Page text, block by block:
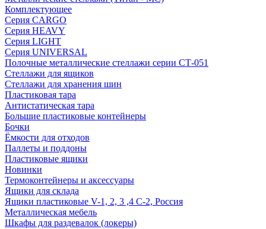
Комплектующее
Серия CARGO
Серия HEAVY
Серия LIGHT
Серия UNIVERSAL
Полочные металлические стеллажи серии СТ-051
Стеллажи для ящиков
Стеллажи для хранения шин
Пластиковая тара
Антистатическая тара
Большие пластиковые контейнеры
Бочки
Ёмкости для отходов
Паллеты и поддоны
Пластиковые ящики
Новинки
Термоконтейнеры и аксессуары
Ящики для склада
Ящики пластиковые V-1, 2, 3 ,4 С-2, Россия
Металлическая мебель
Шкафы для раздевалок (локеры)